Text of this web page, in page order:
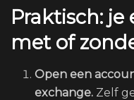
Praktisch: je
met of
Open een
exchange. Zelf